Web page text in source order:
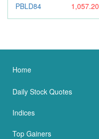
PBLD84 1,057.20
Home
Daily Stock Quotes
Indices
Top Gainers